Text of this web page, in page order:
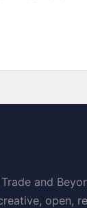
and
open,